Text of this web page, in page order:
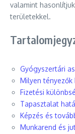
valamint
területekkel.
Gyógyszertári
Milyen
Fizetési
Tapasztalat
Képzés és
Munkarend és